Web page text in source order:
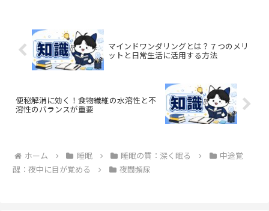
マインドワンダリングとは？７つのメリ
ットと日常生活に活用する方法
便秘解消に効く！食物繊維の水溶性と不
溶性のバランスが重要
ホーム 睡眠 睡眠の質：深く眠る
中途覚
醒：夜中に目が覚める
夜間頻尿